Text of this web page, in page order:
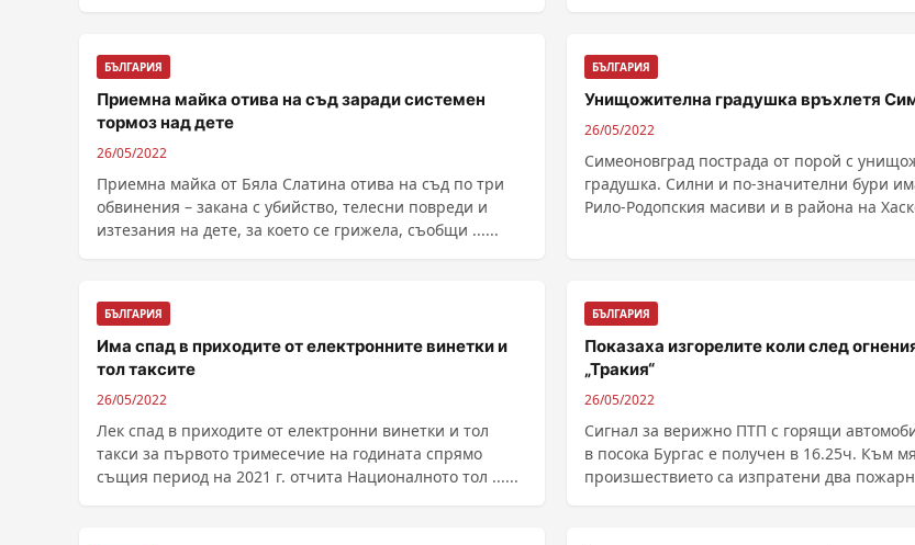
БЪЛГАРИЯ
Приемна майка отива на съд заради системен
тормоз над дете
26/05/2022
Приемна майка от Бяла Слатина отива на съд по три
обвинения – закана с убийство, телесни повреди и
изтезания на дете, за което се грижела, съобщи ......
БЪЛГАРИЯ
Унищожителна градушка връхлетя
26/05/2022
Симеоновград пострада от порой с
градушка. Силни и по-значителни бури
БЪЛГАРИЯ
Има спад в приходите от електронните винетки и
тол таксите
26/05/2022
Лек спад в приходите от електронни винетки и тол
такси за първото тримесечие на годината спрямо
същия период на 2021 г. отчита Националното тол ......
БЪЛГАРИЯ
Показаха изгорелите коли след
„Тракия“
26/05/2022
Сигнал за верижно ПТП с горящи
в посока Бургас е получен в 16.25ч. Към
произшествието са изпратени два